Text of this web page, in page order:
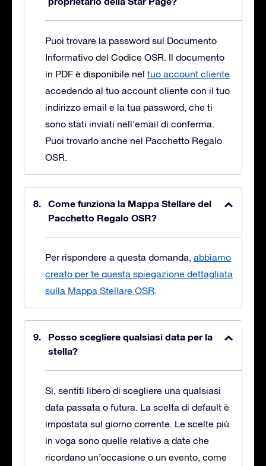
Puoi trovare la password sul Documento
Informativo del Codice OSR. Il documento
in PDF è disponibile nel tuo account cliente
accedendo al tuo account cliente con il tuo
indirizzo email e la tua password, che ti
sono stati inviati nell’email di conferma.
Puoi trovarlo anche nel Pacchetto Regalo
OSR.
Come funziona la Mappa Stellare del
Pacchetto Regalo OSR?
Per rispondere a questa domanda, abbiamo
creato per te questa spiegazione dettagliata
sulla Mappa Stellare OSR.
Posso scegliere qualsiasi data per la
stella?
Sì, sentiti libero di scegliere una qualsiasi
data passata o futura. La scelta di default è
impostata sul giorno corrente. Le scelte più
in voga sono quelle relative a date che
ricordano un’occasione o un evento, come